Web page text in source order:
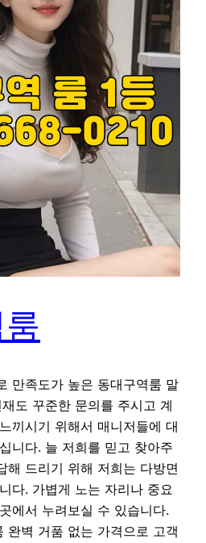
만족도가 높은 동대구역룸 말
도 꾸준한 문의를 주시고 계
끼시기 위해서 매니저들에 대
니다. 늘 저희를 믿고 찾아주
해 드리기 위해 저희는 다방면
다. 가볍게 노는 자리나 중요
에서 누려보실 수 있습니다.
완벽 거품 없는 가격으로 고객